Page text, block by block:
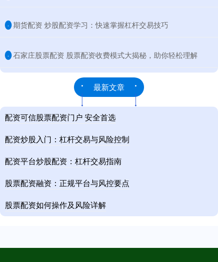
· ​期货配资 炒股配资学习：快速掌握杠杆交易技巧
· ​石家庄股票配资 股票配资收费模式大揭秘，助你轻松理解
最新文章
配资可信股票配资门户 安全首选
配资炒股入门：杠杆交易与风险控制
配资平台炒股配资：杠杆交易指南
股票配资融资：正规平台与风控要点
股票配资如何操作及风险详解